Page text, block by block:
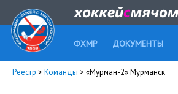
ФХМР ДОКУМЕНТЫ
Реестр > Команды > «Мурман-2» Мурманск